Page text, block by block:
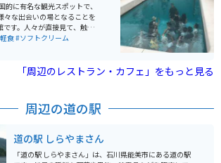
に有名な観光スポットで、
々な出会いの場となることを
です。人々が直接見て、触れ
が多数展示されています。
作の《スイミング・プー
建ての円形のガラス張りの建
、1980年代以降の新しい価値
金沢にゆかりのある作家によ
術館内にはミュ
ランも併設されていて、ゆっ
す。
食#ソフトクリーム
「周辺のレストラン・カフェ」をもっと見る
周辺の道の駅
道の駅 しらやまさん
「道の駅 しらやまさん」は、石川県能美市にある道の駅